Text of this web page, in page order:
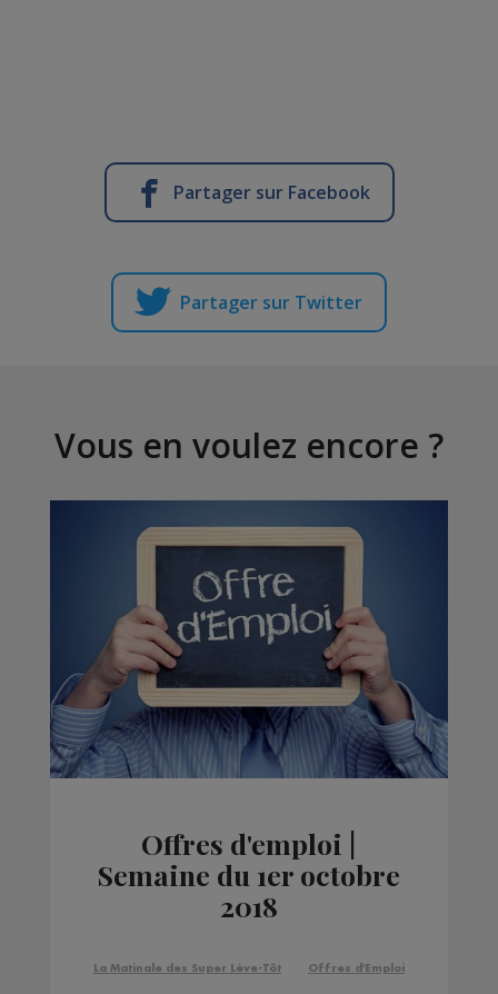
Partager sur Facebook
Partager sur Twitter
Vous en voulez encore ?
Offres d'emploi |
Semaine du 1er octobre
2018
La Matinale des Super Lève-Tôt Offres d'Emploi